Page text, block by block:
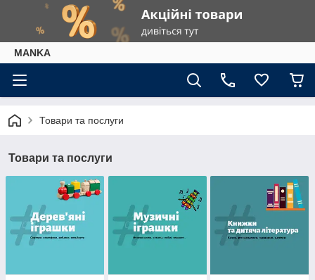
МАNKА
Товари та послуги
Товари та послуги